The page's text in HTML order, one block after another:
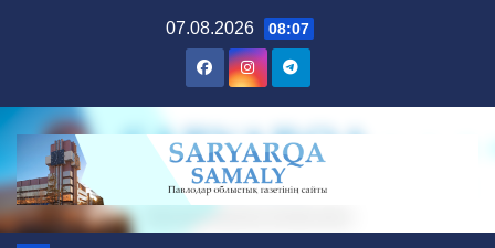
07.08.2026 08:07